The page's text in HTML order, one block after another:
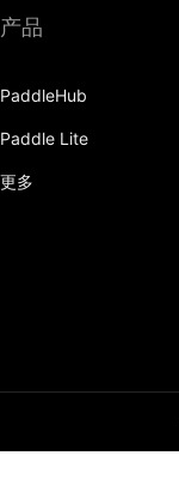
产品
PaddleHub
Paddle Lite
更多